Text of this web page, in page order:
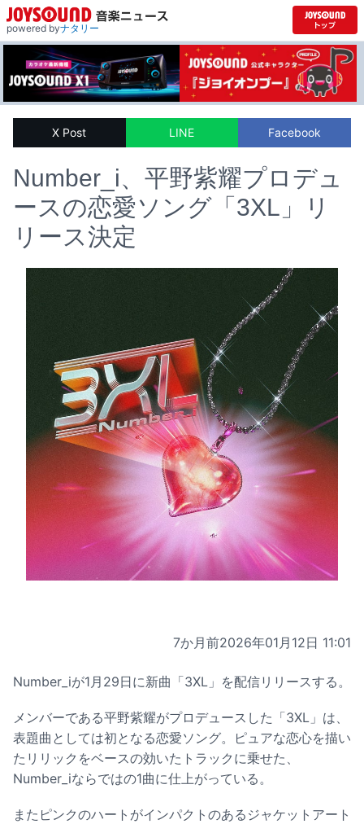
powered byナタリー
X Post LINE Facebook
Number_i、平野紫耀プロデュ
ースの恋愛ソング「3XL」リ
リース決定
7か月前2026年01月12日 11:01
Number_iが1月29日に新曲「3XL」を配信リリースする。
メンバーである平野紫耀がプロデュースした「3XL」は、
表題曲としては初となる恋愛ソング。ピュアな恋心を描い
たリリックをベースの効いたトラックに乗せた、
Number_iならではの1曲に仕上がっている。
またピンクのハートがインパクトのあるジャケットアート